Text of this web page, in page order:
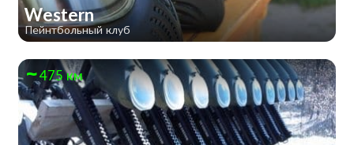
Western
Пейнтбольный клуб
475 км